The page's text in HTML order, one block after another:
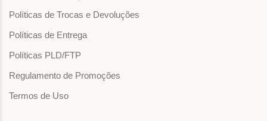
Políticas de Trocas e Devoluções
Políticas de Entrega
Políticas PLD/FTP
Regulamento de Promoções
Termos de Uso